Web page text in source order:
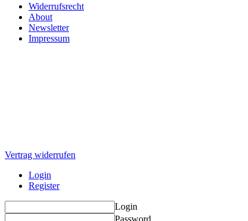
Widerrufsrecht
About
Newsletter
Impressum
Vertrag widerrufen
Login
Register
Login
Password